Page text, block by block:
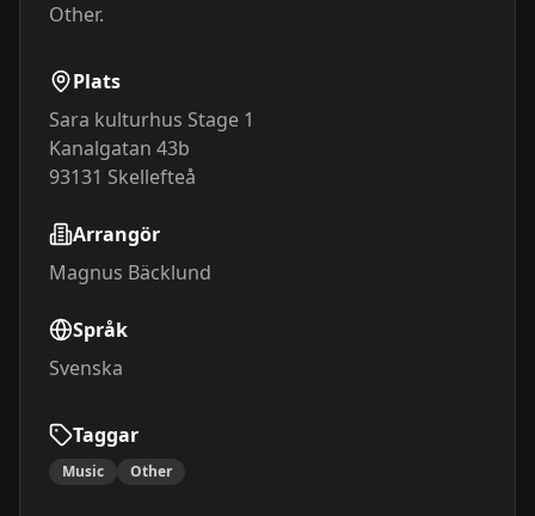
Other.
Plats
Sara kulturhus Stage 1
Kanalgatan 43b
93131 Skellefteå
Arrangör
Magnus Bäcklund
Språk
Svenska
Taggar
Music Other